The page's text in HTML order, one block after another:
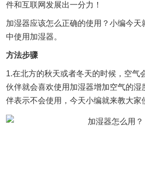
件和互联网发展出一分力！
加湿器应该怎么正确的使用？小编今天
中使用加湿器。
方法步骤
1.在北方的秋天或者冬天的时候，空气
伙伴就会喜欢使用加湿器增加空气的湿
伴表示不会使用，今天小编就来教大家